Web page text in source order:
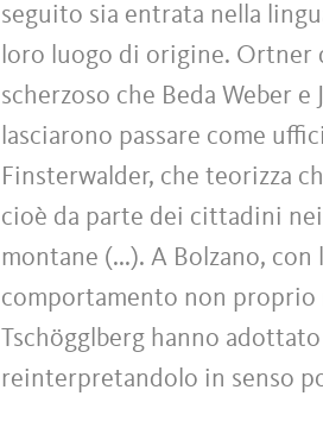
seguito sia entrata nella
loro luogo di origine. Ortner
scherzoso che Beda Weber e
lasciarono passare come
Finsterwalder, che teorizza
cioè da parte dei cittadini
montane (...). A Bolzano, con
comportamento non
Tschögglberg hanno
reinterpretandolo in senso